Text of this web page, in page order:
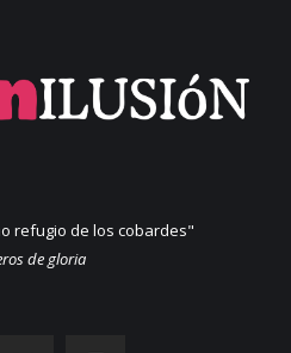
refugio de los cobardes"
de gloria